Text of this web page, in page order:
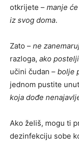
otkrijete – manje
iz svog doma.
Zato – ne
razloga, ako
učini čudan – bolje
jednom pustite
koja dođe
Ako želiš, mogu ti
dezinfekciju sobe